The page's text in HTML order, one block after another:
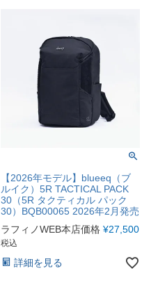
【2026年モデル】blueeq（ブ
ルイク）5R TACTICAL PACK
30（5R タクティカル パック
30）BQB00065 2026年2月発売
ラフィノWEB本店価格 ¥27,500
税込
詳細を見る